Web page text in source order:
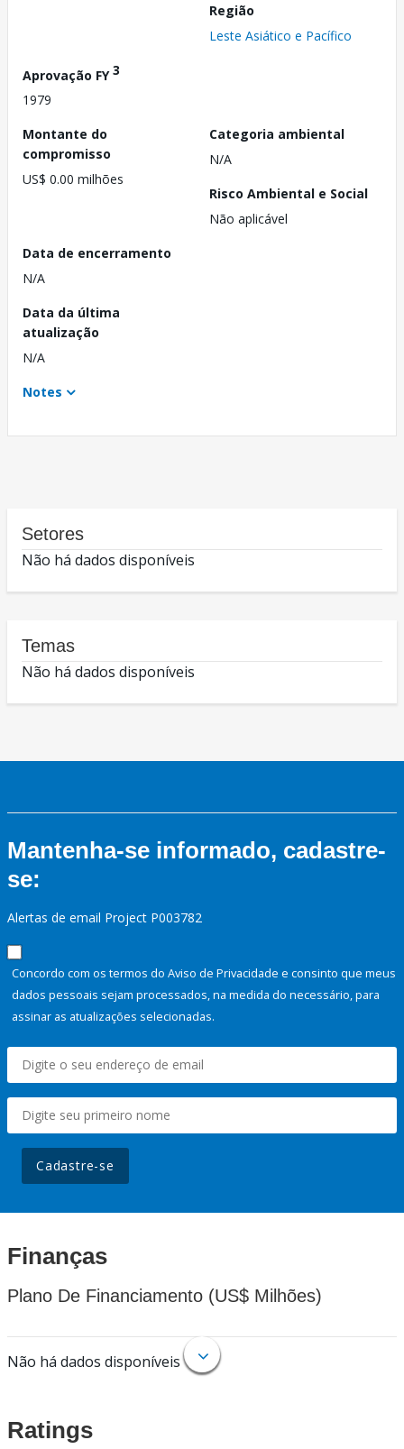
Região
Leste Asiático e Pacífico
Aprovação FY3
1979
Montante do
compromisso
US$ 0.00 milhões
Categoria ambiental
N/A
Risco Ambiental e Social
Não aplicável
Data de encerramento
N/A
Data da última
atualização
N/A
Notes
Setores
Não há dados disponíveis
Temas
Não há dados disponíveis
Mantenha-se informado, cadastre-
se:
Alertas de email Project P003782
Concordo com os termos do Aviso de Privacidade e consinto que meus
dados pessoais sejam processados, na medida do necessário, para
assinar as atualizações selecionadas.
Cadastre-se
Finanças
Plano De Financiamento (US$ Milhões)
Não há dados disponíveis
Ratings